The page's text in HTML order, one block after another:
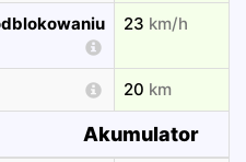
23 km/h
20 km
Akumulator